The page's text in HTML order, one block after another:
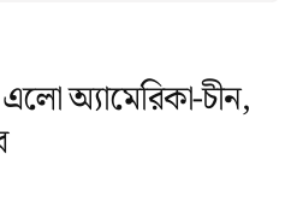
অ্যামেরিকা-চীন,